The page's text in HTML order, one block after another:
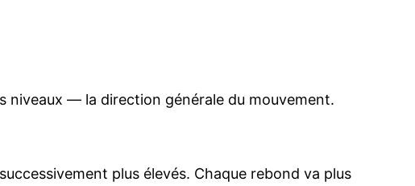
niveaux — la direction générale du mouvement.
plus élevés. Chaque rebond va plus